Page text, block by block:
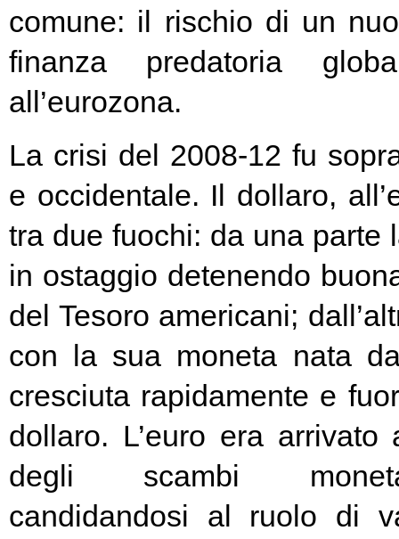
comune: il rischio di un
finanza predatoria
all’eurozona.
La crisi del 2008-12 fu
e occidentale. Il dollaro,
tra due fuochi: da una parte
in ostaggio detenendo
del Tesoro americani;
con la sua moneta nata
cresciuta rapidamente e
dollaro. L’euro era
degli scambi
candidandosi al ruolo di